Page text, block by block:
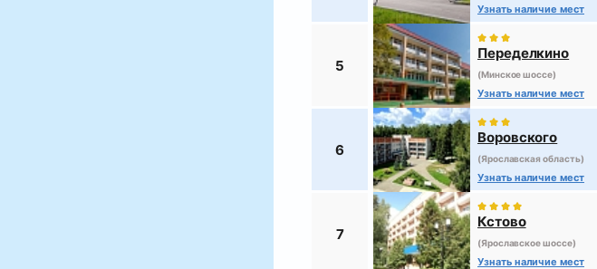
Узнать наличие мест
5
Переделкино
(Минское шоссе)
Узнать наличие мест
6
Воровского
(Ярославская область)
Узнать наличие мест
7
Кстово
(Ярославское шоссе)
Узнать наличие мест